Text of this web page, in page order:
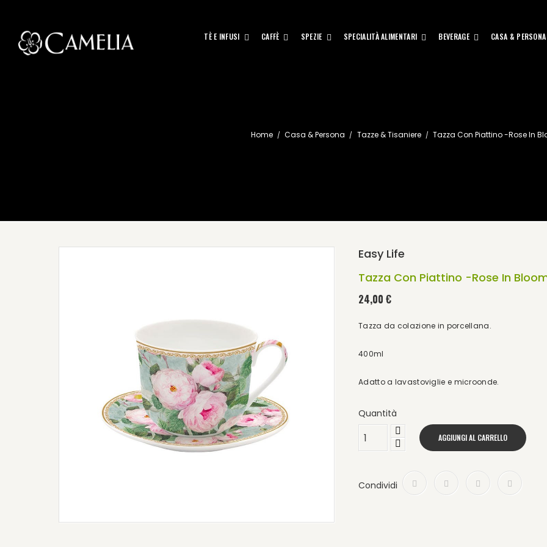
TÈ E INFUSI CAFFÈ SPEZIE SPECIALITÀ ALIMENTARI BEVERAGE CASA & PERSONA
Home Casa & Persona Tazze & Tisaniere Tazza Con Piattino -Rose In
Easy Life
Tazza Con Piattino -Rose In
24,00 €
Tazza da colazione in porcellana.
400ml
Adatto a lavastoviglie e microonde.
Quantità
AGGIUNGI AL CARRELLO
Condividi